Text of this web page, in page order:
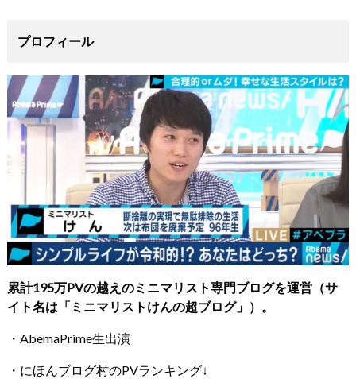
プロフィール
累計195万PVの越えのミニマリスト専門ブログを運営（サ
イト名は「ミニマリストけんの超ブログ」）。
・AbemaPrime生出演
・にほんブログ村のPVランキング↓